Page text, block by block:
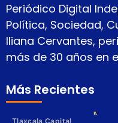
Periódico Digital
Política, Sociedad,
Iliana Cervantes,
más de 30 años en
Más Recientes
Tlaxcala Capital